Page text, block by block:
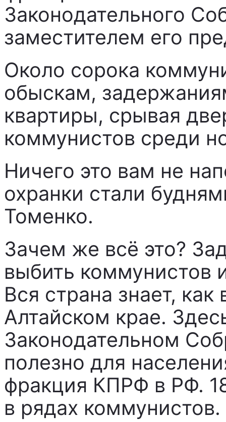
Законодательного
заместителем его
Около сорока
обыскам,
квартиры, срывая
коммунистов среди
Ничего это вам не
охранки стали
Томенко.
Зачем же всё это?
выбить коммунистов
Вся страна знает,
Алтайском крае.
Законодательном
полезно для
фракция КПРФ в РФ.
в рядах коммунистов.